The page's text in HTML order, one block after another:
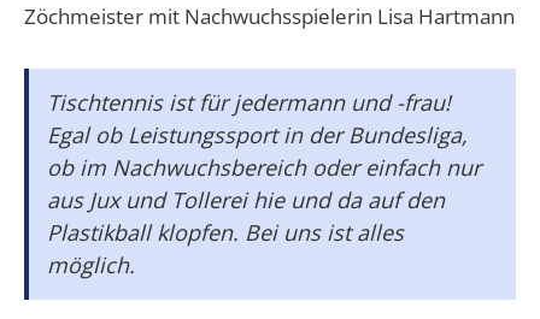
Zöchmeister mit Nachwuchsspielerin Lisa Hartmann
Tischtennis ist für jedermann und -frau!
Egal ob Leistungssport in der Bundesliga,
ob im Nachwuchsbereich oder einfach nur
aus Jux und Tollerei hie und da auf den
Plastikball klopfen. Bei uns ist alles
möglich.